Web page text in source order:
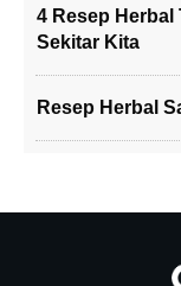
4 Resep Herbal
Sekitar Kita
Resep Herbal